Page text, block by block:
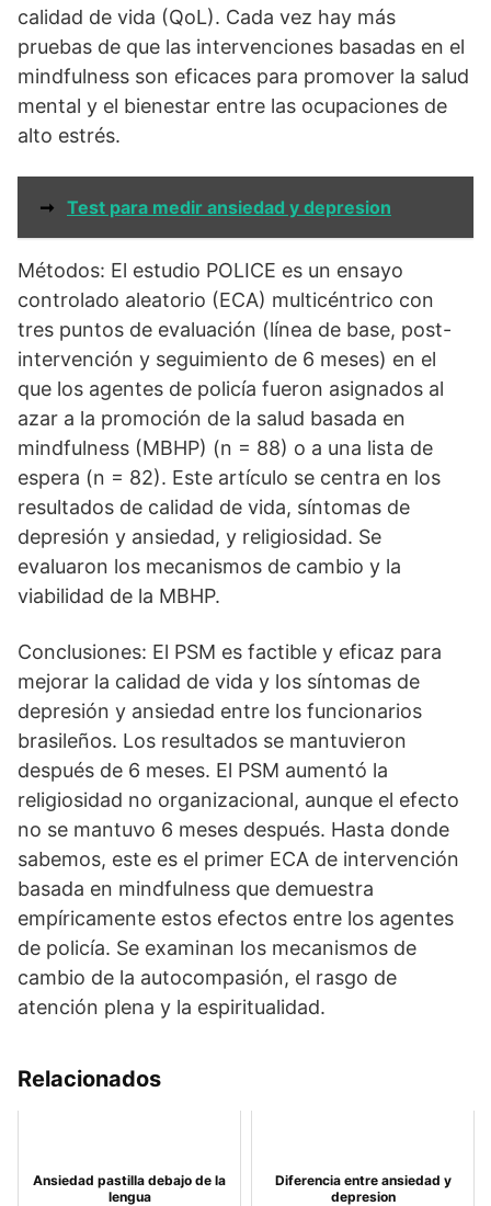
calidad de vida (QoL). Cada vez hay más
pruebas de que las intervenciones basadas en el
mindfulness son eficaces para promover la salud
mental y el bienestar entre las ocupaciones de
alto estrés.
➞ Test para medir ansiedad y depresion
Métodos: El estudio POLICE es un ensayo
controlado aleatorio (ECA) multicéntrico con
tres puntos de evaluación (línea de base, post-
intervención y seguimiento de 6 meses) en el
que los agentes de policía fueron asignados al
azar a la promoción de la salud basada en
mindfulness (MBHP) (n = 88) o a una lista de
espera (n = 82). Este artículo se centra en los
resultados de calidad de vida, síntomas de
depresión y ansiedad, y religiosidad. Se
evaluaron los mecanismos de cambio y la
viabilidad de la MBHP.
Conclusiones: El PSM es factible y eficaz para
mejorar la calidad de vida y los síntomas de
depresión y ansiedad entre los funcionarios
brasileños. Los resultados se mantuvieron
después de 6 meses. El PSM aumentó la
religiosidad no organizacional, aunque el efecto
no se mantuvo 6 meses después. Hasta donde
sabemos, este es el primer ECA de intervención
basada en mindfulness que demuestra
empíricamente estos efectos entre los agentes
de policía. Se examinan los mecanismos de
cambio de la autocompasión, el rasgo de
atención plena y la espiritualidad.
Relacionados
Ansiedad pastilla debajo de la
lengua
Diferencia entre ansiedad y
depresion